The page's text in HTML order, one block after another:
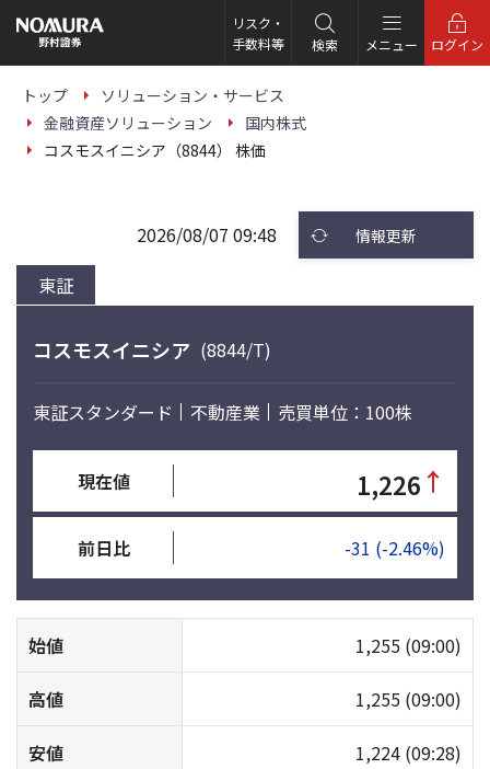
の
ー
リスク・
手数料等
検索 メニュー ログイン
トップ
ソリューション・サービス
金融資産ソリューション
国内株式
コスモスイニシア（8844） 株価
東証
2026/08/07 09:48 情報更新
コスモスイニシア (8844/T)
東証スタンダード 不動産業 売買単位：100株
現在値 1,226 ↑
前日比 -31 (-2.46%)
始値 1,255 (09:00)
高値 1,255 (09:00)
安値 1,224 (09:28)